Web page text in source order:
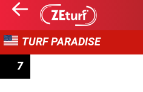
TURF PARADISE
7